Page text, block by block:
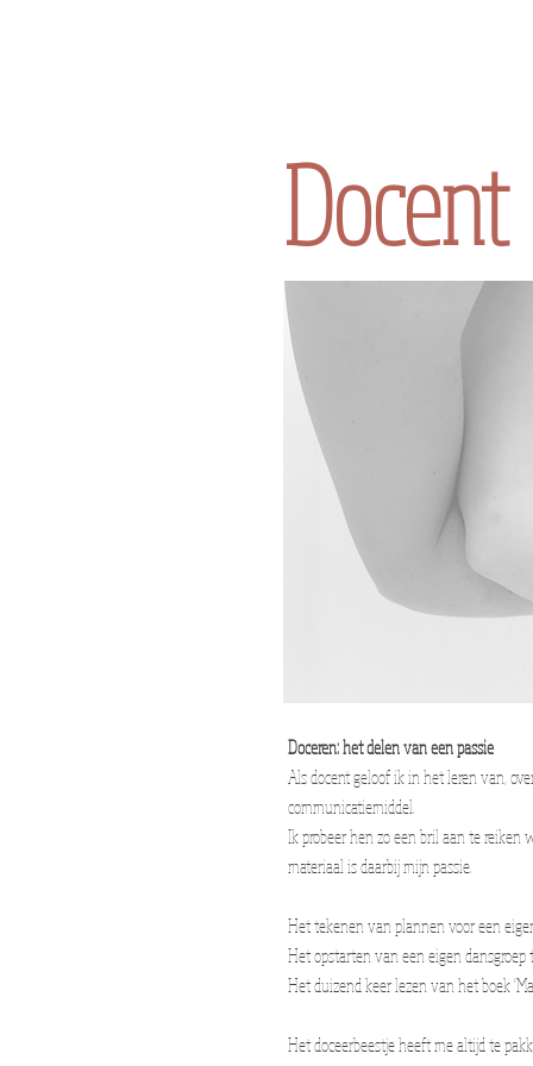
Docent
Doceren: het delen van een passie
Als docent geloof ik in het leren van,
communicatiemiddel.
Ik probeer hen zo een bril aan te
materiaal is daarbij mijn passie.
Het tekenen van plannen voor een
Het opstarten van een eigen dansgroep
Het duizend keer lezen van het boek
Het doceerbeestje heeft me altijd te